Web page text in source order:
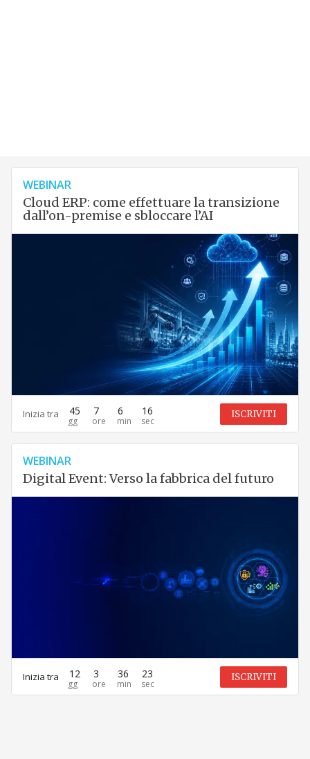
WEBINAR
Cloud ERP: come effettuare la transizione
dall’on-premise e sbloccare l’AI
Inizia tra 45 7 6 15 ISCRIVITI
WEBINAR
Digital Event: Verso la fabbrica del futuro
Inizia tra 12 3 36 23 ISCRIVITI